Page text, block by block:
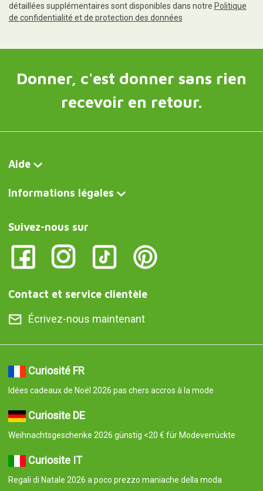
détaillées supplémentaires sont disponibles dans notre Politique
de confidentialité et de protection des données
Donner, c'est donner sans rien
recevoir en retour.
Aide
Informations légales
Suivez-nous sur
Contact et service clientèle
Écrivez-nous maintenant
Curiosité FR
Idées cadeaux de Noël 2026 pas chers accros à la mode
Curiosite DE
Weihnachtsgeschenke 2026 günstig <20 € für Modeverrückte
Curiosite IT
Regali di Natale 2026 a poco prezzo maniache della moda